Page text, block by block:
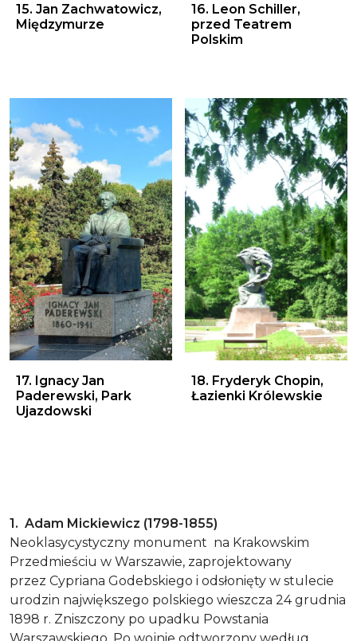
15. Jan Zachwatowicz,
Międzymurze
16. Leon Schiller,
przed Teatrem
Polskim
17. Ignacy Jan
Paderewski, Park
Ujazdowski
18. Fryderyk Chopin,
Łazienki Królewskie
1. Adam Mickiewicz (1798-1855)
Neoklasycystyczny monument na Krakowskim
Przedmieściu w Warszawie, zaprojektowany
przez Cypriana Godebskiego i odsłonięty w stulecie
urodzin największego polskiego wieszcza 24 grudnia
1898 r. Zniszczony po upadku Powstania